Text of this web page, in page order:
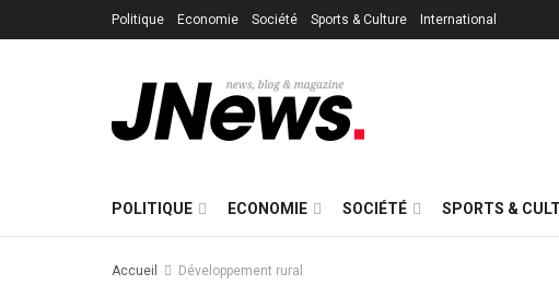
Politique Economie Société Sports & Culture International
POLITIQUE ECONOMIE SOCIÉTÉ SPORTS &
Accueil Développement rural